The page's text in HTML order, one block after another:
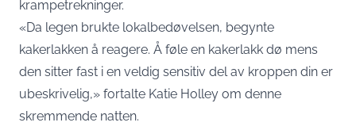
krampetrekninger.
«Da legen brukte lokalbedøvelsen, begynte
kakerlakken å reagere. Å føle en kakerlakk dø mens
den sitter fast i en veldig sensitiv del av kroppen din er
ubeskrivelig,» fortalte Katie Holley om denne
skremmende natten.